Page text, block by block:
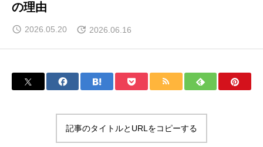
の理由
2026.05.20 2026.06.16
記事のタイトルとURLをコピーする